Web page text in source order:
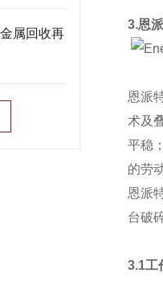
属回收再
3.恩
恩派
术及
平稳
的劳
恩派
台破
3.1工